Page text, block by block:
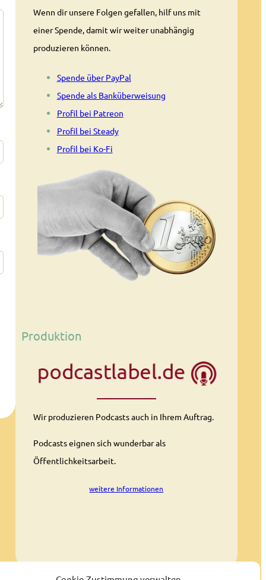
Wenn dir unsere Folgen gefallen, hilf uns mit
einer Spende, damit wir weiter unabhängig
produzieren können.
Spende über PayPal
Spende als Banküberweisung
Profil bei Patreon
Profil bei Steady
Profil bei Ko-Fi
Produktion
Wir produzieren Podcasts auch in Ihrem Auftrag.
Podcasts eignen sich wunderbar als
Öffentlichkeitsarbeit.
weitere Informationen